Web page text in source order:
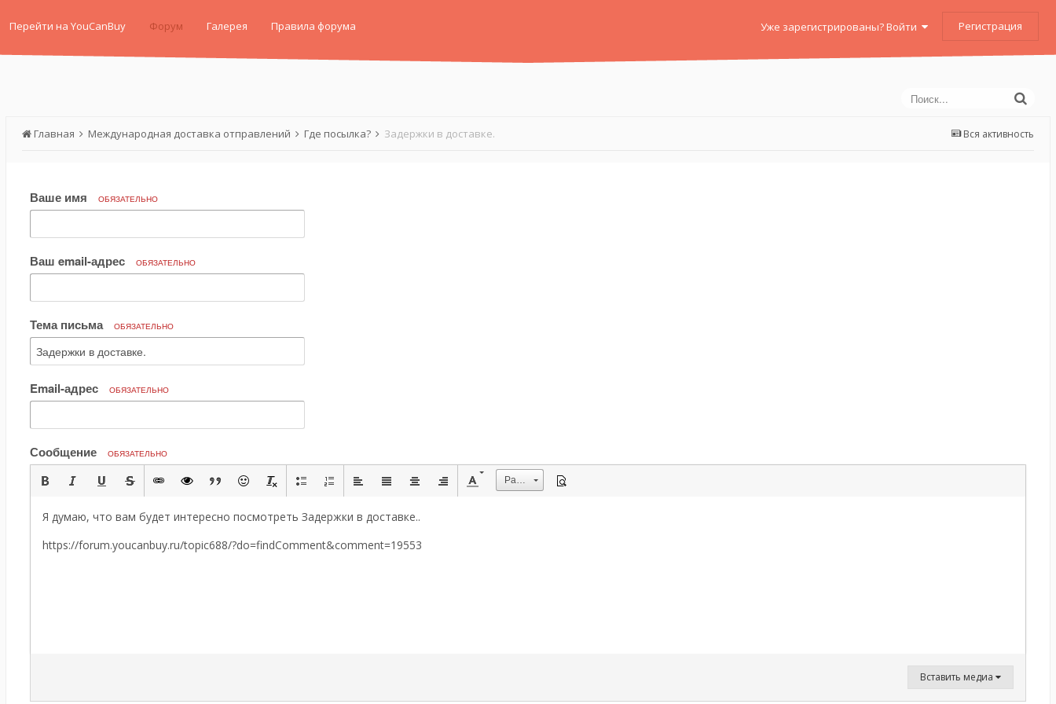
Перейти на YouCanBuy Форум Галерея Правила форума Уже зарегистрированы? Войти Регистрация
Вся активность
Главная Международная доставка отправлений Где посылка? Задержки в доставке.
Ваше имя ОБЯЗАТЕЛЬНО
Ваш email-адрес ОБЯЗАТЕЛЬНО
Тема письма ОБЯЗАТЕЛЬНО
Email-адрес ОБЯЗАТЕЛЬНО
Сообщение ОБЯЗАТЕЛЬНО
Размер
Я думаю, что вам будет интересно посмотреть Задержки в доставке..
https://forum.youcanbuy.ru/topic688/?do=findComment&comment=19553
Вставить медиа